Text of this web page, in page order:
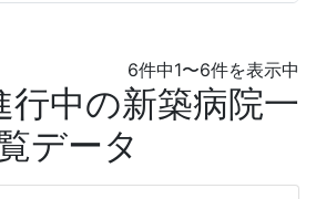
6件中1〜6件を表示中
行中の新築病院一
データ